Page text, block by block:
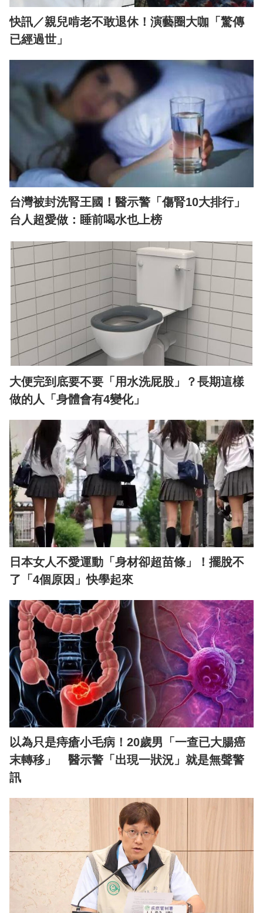
快訊／親兒啃老不敢退休！演藝圈大咖「驚傳
已經過世」
台灣被封洗腎王國！醫示警「傷腎10大排行」
台人超愛做：睡前喝水也上榜
大便完到底要不要「用水洗屁股」？長期這樣
做的人「身體會有4變化」
日本女人不愛運動「身材卻超苗條」！擺脫不
了「4個原因」快學起來
以為只是痔瘡小毛病！20歲男「一查已大腸癌
末轉移」 醫示警「出現一狀況」就是無聲警
訊